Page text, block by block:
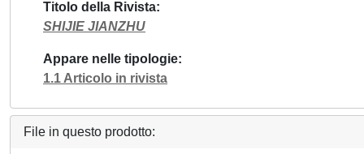
Titolo della Rivista
SHIJIE JIANZHU
Appare nelle tipologie
1.1 Articolo in rivista
File in questo prodotto: